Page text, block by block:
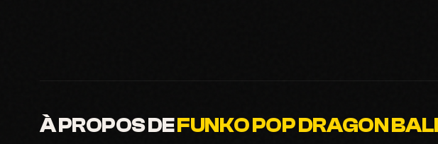
À PROPOS DE FUNKO POP DRAGON